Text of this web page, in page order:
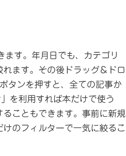
す。年月日でも、カテゴリ
ます。その後ドラッグ＆ドロ
タンを押すと、全ての記事か
を利用すれば本だけで使う
ることもできます。事前に新規
のフィルターで一気に絞るこ